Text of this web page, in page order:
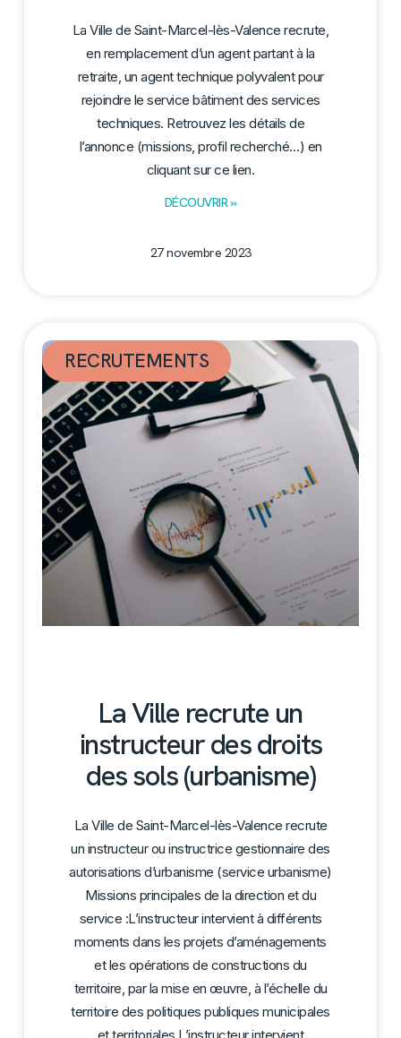
La Ville de Saint-Marcel-lès-Valence recrute,
en remplacement d’un agent partant à la
retraite, un agent technique polyvalent pour
rejoindre le service bâtiment des services
techniques. Retrouvez les détails de
l’annonce (missions, profil recherché…) en
cliquant sur ce lien.
DÉCOUVRIR »
27 novembre 2023
RECRUTEMENTS
La Ville recrute un
instructeur des droits
des sols (urbanisme)
La Ville de Saint-Marcel-lès-Valence recrute
un instructeur ou instructrice gestionnaire des
autorisations d’urbanisme (service urbanisme)
Missions principales de la direction et du
service :L’instructeur intervient à différents
moments dans les projets d’aménagements
et les opérations de constructions du
territoire, par la mise en œuvre, à l’échelle du
territoire des politiques publiques municipales